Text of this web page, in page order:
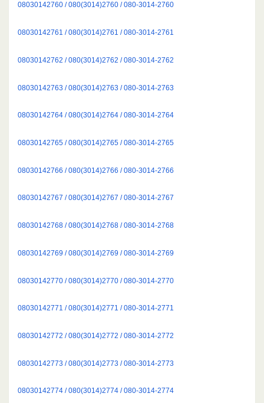
08030142760 / 080(3014)2760 / 080-3014-2760
08030142761 / 080(3014)2761 / 080-3014-2761
08030142762 / 080(3014)2762 / 080-3014-2762
08030142763 / 080(3014)2763 / 080-3014-2763
08030142764 / 080(3014)2764 / 080-3014-2764
08030142765 / 080(3014)2765 / 080-3014-2765
08030142766 / 080(3014)2766 / 080-3014-2766
08030142767 / 080(3014)2767 / 080-3014-2767
08030142768 / 080(3014)2768 / 080-3014-2768
08030142769 / 080(3014)2769 / 080-3014-2769
08030142770 / 080(3014)2770 / 080-3014-2770
08030142771 / 080(3014)2771 / 080-3014-2771
08030142772 / 080(3014)2772 / 080-3014-2772
08030142773 / 080(3014)2773 / 080-3014-2773
08030142774 / 080(3014)2774 / 080-3014-2774